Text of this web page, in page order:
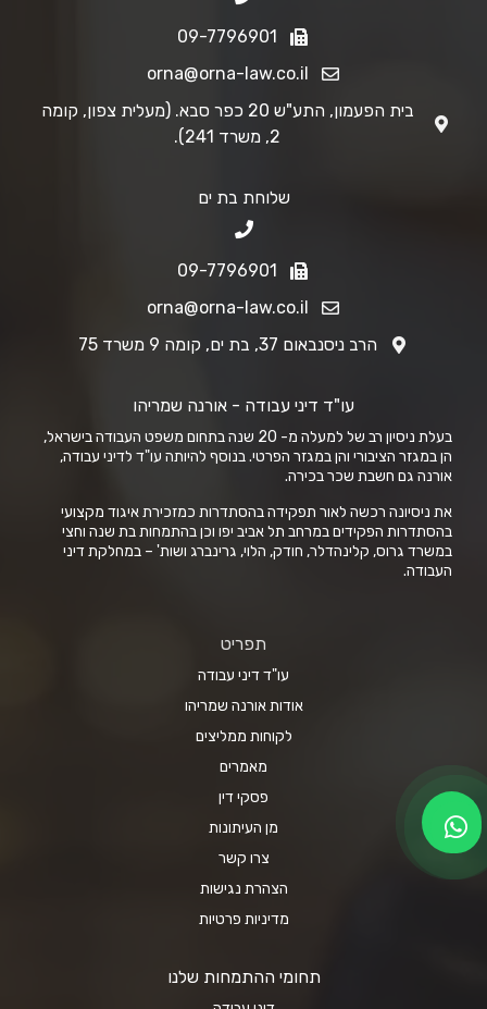
09-7796901
orna@orna-law.co.il
בית הפעמון, התע"ש 20 כפר סבא. (מעלית צפון, קומה
2, משרד 241).
שלוחת בת ים
09-7796901
orna@orna-law.co.il
הרב ניסנבאום 37, בת ים, קומה 9 משרד 75
עו"ד דיני עבודה - אורנה שמריהו
בעלת ניסיון רב של למעלה מ- 20 שנה בתחום משפט העבודה בישראל,
הן במגזר הציבורי והן במגזר הפרטי. בנוסף להיותה עו"ד לדיני עבודה,
אורנה גם חשבת שכר בכירה.
את ניסיונה רכשה לאור תפקידה בהסתדרות כמזכירת איגוד מקצועי
בהסתדרות הפקידים במרחב תל אביב יפו וכן בהתמחות בת שנה וחצי
במשרד גרוס, קלינהדלר, חודק, הלוי, גרינברג ושות' – במחלקת דיני
העבודה.
תפריט
עו"ד דיני עבודה
אודות אורנה שמריהו
לקוחות ממליצים
מאמרים
פסקי דין
מן העיתונות
צרו קשר
הצהרת נגישות
מדיניות פרטיות
תחומי ההתמחות שלנו